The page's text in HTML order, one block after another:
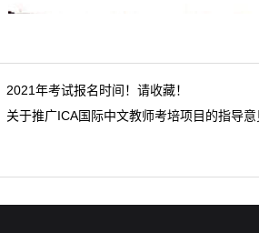
2021年考试报名时间！请收藏！
关于推广ICA国际中文教师考培项目的指导意